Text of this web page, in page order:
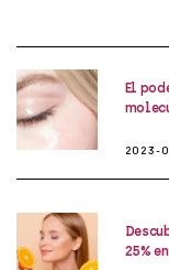
El
2023-
25%